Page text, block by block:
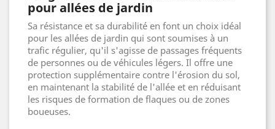
pour allées de jardin
Sa résistance et sa durabilité en font un choix idéal
pour les allées de jardin qui sont soumises à un
trafic régulier, qu'il s'agisse de passages fréquents
de personnes ou de véhicules légers. Il offre une
protection supplémentaire contre l'érosion du sol,
en maintenant la stabilité de l'allée et en réduisant
les risques de formation de flaques ou de zones
boueuses.